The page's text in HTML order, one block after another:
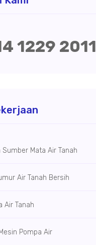
1229 2011
Sumber Mata Air Tanah
Air Tanah Bersih
Air Tanah
Pompa Air